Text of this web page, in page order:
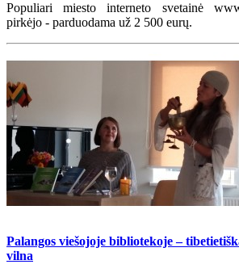
Populiari miesto interneto svetainė
pirkėjo - parduodama už 2 500 eurų.
Palangos viešojoje bibliotekoje –
vilna